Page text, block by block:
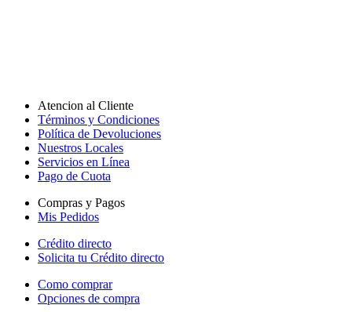
Atencion al Cliente
Términos y Condiciones
Política de Devoluciones
Nuestros Locales
Servicios en Línea
Pago de Cuota
Compras y Pagos
Mis Pedidos
Crédito directo
Solicita tu Crédito directo
Como comprar
Opciones de compra